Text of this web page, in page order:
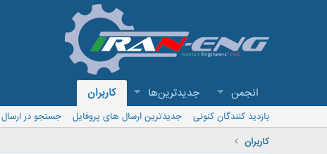
انجمن جدیدترین‌ها کاربران
بازدید کنندگان کنونی جدیدترین ارسال های پروفایل
جستجو در
کاربران